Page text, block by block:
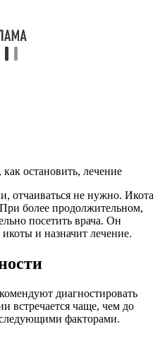
отчаиваться не нужно. Икота
более продолжительном,
посетить врача. Он
и назначит лечение.
диагностировать
встречается чаще, чем до
факторами.